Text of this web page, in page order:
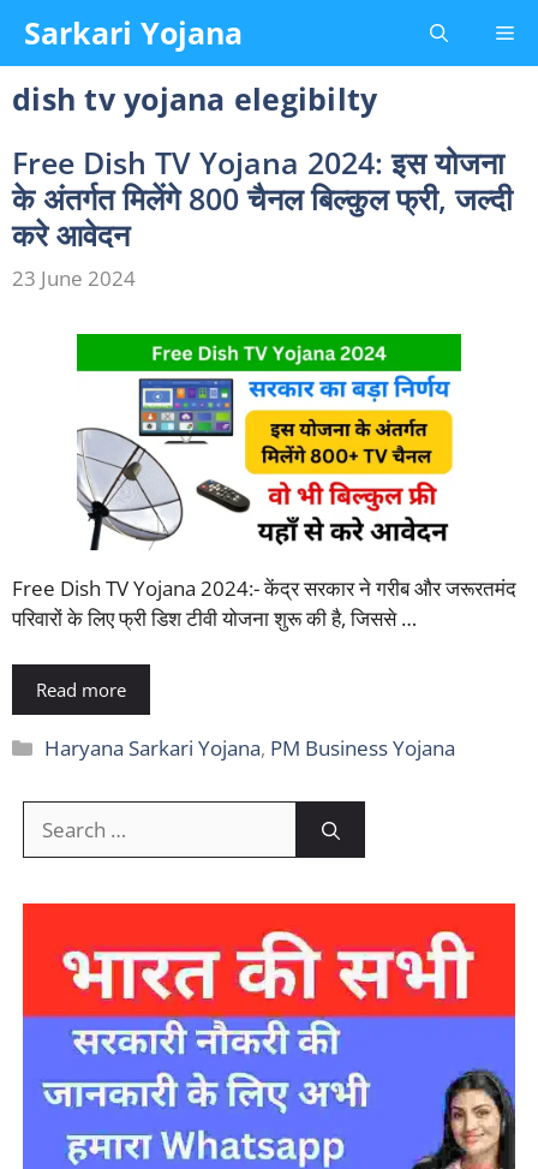
content
Sarkari Yojana
dish tv yojana elegibilty
Free Dish TV Yojana 2024: इस योजना
के अंतर्गत मिलेंगे 800 चैनल बिल्कुल फ्री, जल्दी
करे आवेदन
23 June 2024
Free Dish TV Yojana 2024:- केंद्र सरकार ने गरीब और जरूरतमंद
परिवारों के लिए फ्री डिश टीवी योजना शुरू की है, जिससे …
Read more
Categories
Haryana Sarkari Yojana, PM Business Yojana
for: